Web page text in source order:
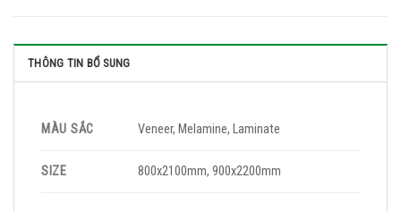
THÔNG TIN BỔ SUNG
MÀU SẮC Veneer, Melamine, Laminate
SIZE 800x2100mm, 900x2200mm